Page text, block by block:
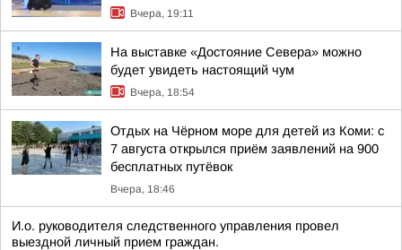
Вчера, 19:11
На выставке «Достояние Севера» можно
будет увидеть настоящий чум
Вчера, 18:54
Отдых на Чёрном море для детей из Коми: с
7 августа открылся приём заявлений на 900
бесплатных путёвок
Вчера, 18:46
И.о. руководителя следственного управления провел
выездной личный прием граждан.